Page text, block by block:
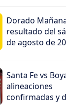
Dorado
resultado del
de agosto de
Santa Fe vs
alineaciones
confirmadas y